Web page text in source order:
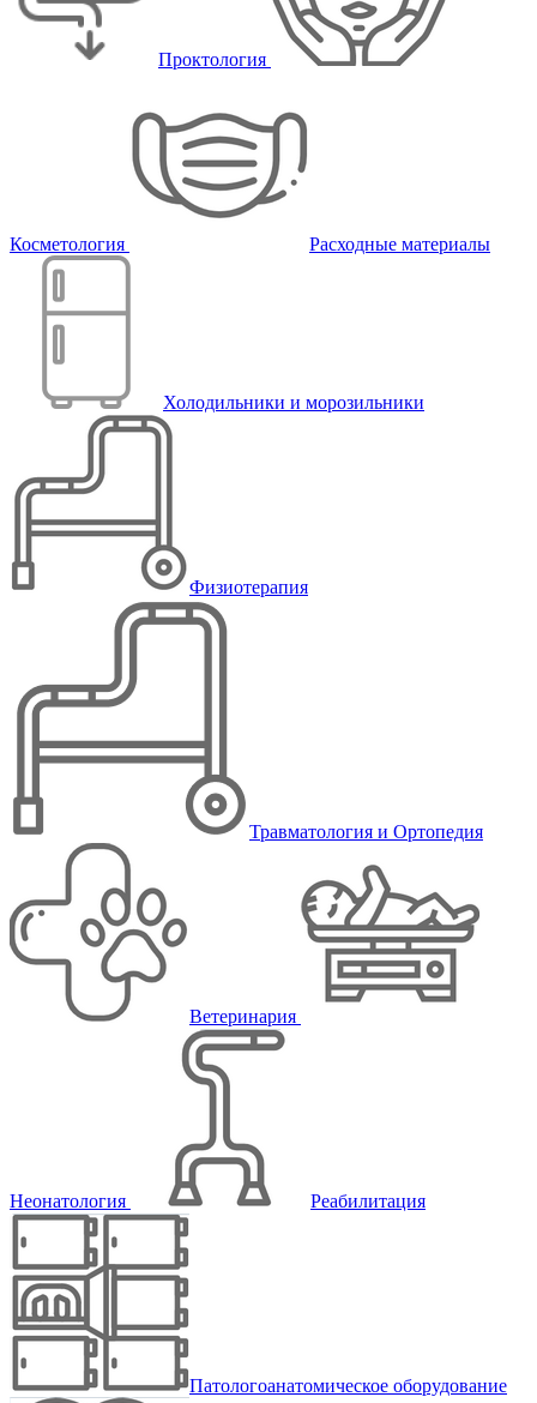
Проктология
Косметология Расходные материалы
Холодильники и морозильники
Физиотерапия
Травматология и Ортопедия
Ветеринария
Неонатология Реабилитация
Патологоанатомическое оборудование